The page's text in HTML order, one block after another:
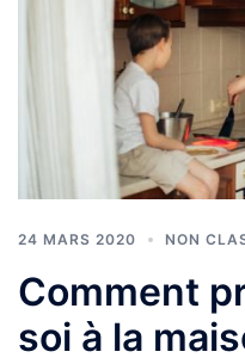
24 MARS 2020 NON
Comment
soi à la